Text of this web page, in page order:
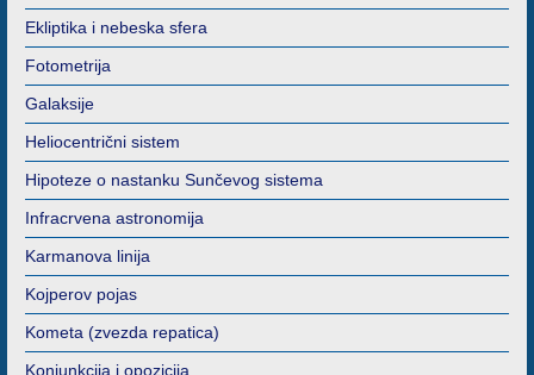
Ekliptika i nebeska sfera
Fotometrija
Galaksije
Heliocentrični sistem
Hipoteze o nastanku Sunčevog sistema
Infracrvena astronomija
Karmanova linija
Kojperov pojas
Kometa (zvezda repatica)
Konjunkcija i opozicija